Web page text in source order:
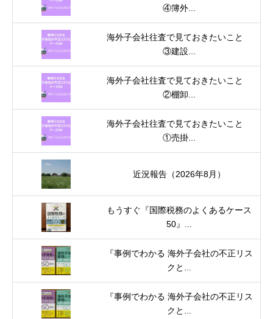
④簿外...
海外子会社往査で見ておきたいこと
③建設...
海外子会社往査で見ておきたいこと
②棚卸...
海外子会社往査で見ておきたいこと
①売掛...
近況報告（2026年8月）
もうすぐ『国際税務のよくあるケース
50』...
『事例でわかる 海外子会社の不正リス
クと...
『事例でわかる 海外子会社の不正リス
クと...